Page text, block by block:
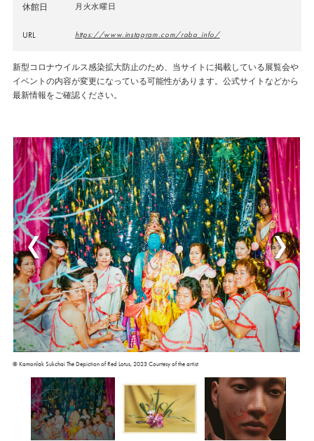
休館日 月火水曜日
URL https://www.instagram.com/raba_info/
新型コロナウイルス感染拡大防止のため、当サイトに掲載している展覧会や
イベントの内容が変更になっている可能性があります。公式サイトなどから
最新情報をご確認ください。
©︎ Kamonlak Sukchai The Depiction of Red Lotus, 2023 Courtesy of the artist